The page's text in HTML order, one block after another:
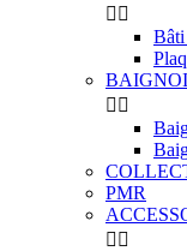
 
 
PMR
 